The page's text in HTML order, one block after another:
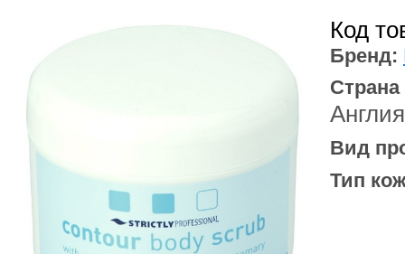
Код
Бренд:
Англия
Вид
Тип